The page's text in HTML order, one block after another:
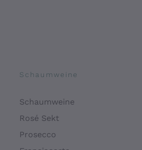
Schaumweine
Schaumweine
Rosé Sekt
Prosecco